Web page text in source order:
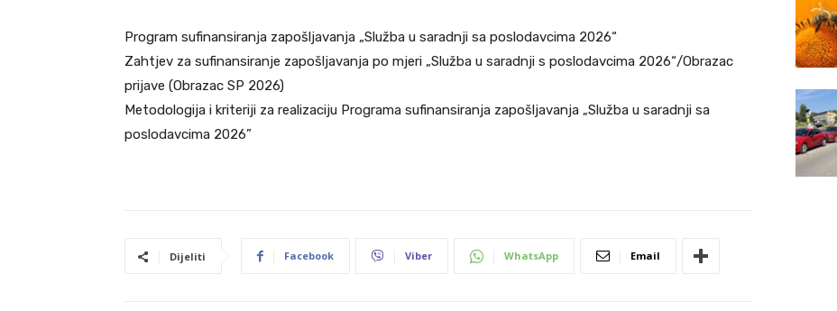
Program sufinansiranja zapošljavanja „Služba u saradnji sa poslodavcima 2026“
Zahtjev za sufinansiranje zapošljavanja po mjeri „Služba u saradnji s poslodavcima 2026“/Obrazac
prijave (Obrazac SP 2026)
Metodologija i kriteriji za realizaciju Programa sufinansiranja zapošljavanja „Služba u saradnji sa
poslodavcima 2026”
Dijeliti Facebook Viber WhatsApp Email